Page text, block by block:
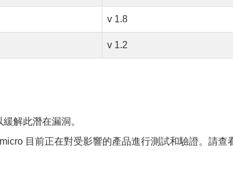
v 1.8
v 1.2
解此潛在漏洞。
目前正在對受影響的產品進行測試和驗證。請查